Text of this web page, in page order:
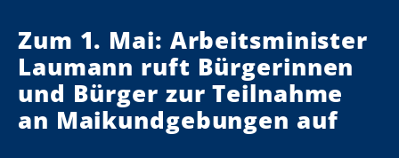
Zum 1. Mai: Arbeitsminister
Laumann ruft Bürgerinnen
und Bürger zur Teilnahme
an Maikundgebungen auf